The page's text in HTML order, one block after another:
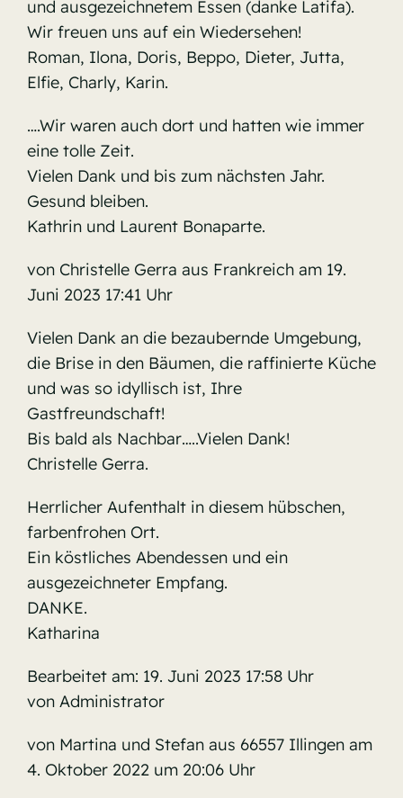
und ausgezeichnetem Essen (danke Latifa).
Wir freuen uns auf ein Wiedersehen!
Roman, Ilona, ​​​​​​Doris, Beppo, Dieter, Jutta,
Elfie, Charly, Karin.
….Wir waren auch dort und hatten wie immer
eine tolle Zeit.
Vielen Dank und bis zum nächsten Jahr.
Gesund bleiben.
Kathrin und Laurent Bonaparte.
von Christelle Gerra aus Frankreich am 19.
Juni 2023 17:41 Uhr
Vielen Dank an die bezaubernde Umgebung,
die Brise in den Bäumen, die raffinierte Küche
und was so idyllisch ist, Ihre
Gastfreundschaft!
Bis bald als Nachbar…..Vielen Dank!
Christelle Gerra.
Herrlicher Aufenthalt in diesem hübschen,
farbenfrohen Ort.
Ein köstliches Abendessen und ein
ausgezeichneter Empfang.
DANKE.
Katharina
Bearbeitet am: 19. Juni 2023 17:58 Uhr
von Administrator
von Martina und Stefan aus 66557 Illingen am
4. Oktober 2022 um 20:06 Uhr